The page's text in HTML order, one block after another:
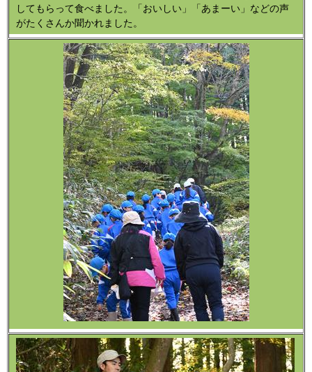
してもらって食べました。「おいしい」「あまーい」などの声
がたくさんか聞かれました。